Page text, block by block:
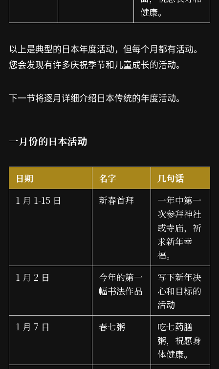
健康。
以上是典型的日本年度活动，但每个月都有活动。
您会发现有许多庆祝季节和儿童成长的活动。
下一节将逐月详细介绍日本传统的年度活动。
一月份的日本活动
日期 名字
几句话
1 月 1-15 日
新春首拜
一年中第一
次参拜神社
或寺庙，祈
求新年幸
福。
1 月 2 日
今年的第一
幅书法作品
写下新年决
心和目标的
活动
1 月 7 日
春七粥
吃七药膳
粥，祝愿身
体健康。